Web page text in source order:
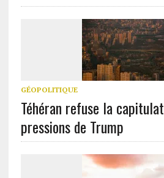
GÉOPOLITIQUE
Téhéran refuse la
pressions de Trump